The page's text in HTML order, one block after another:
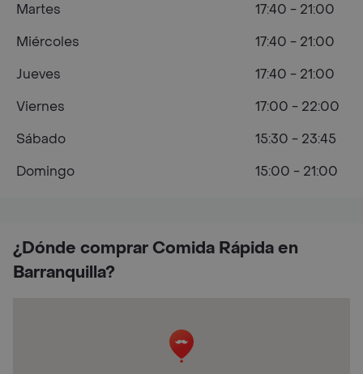
¿Dónde comprar Comida Rápida en
Barranquilla?
Martes
17:40 - 21:00
Miércoles
17:40 - 21:00
Jueves
17:40 - 21:00
Viernes
17:00 - 22:00
Sábado
15:30 - 23:45
Domingo
15:00 - 21:00